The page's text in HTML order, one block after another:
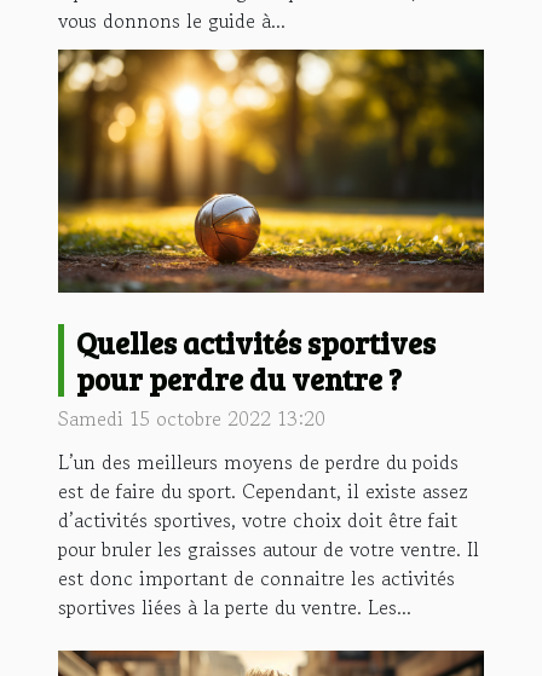
vous donnons le guide à...
Quelles activités sportives
pour perdre du ventre ?
Samedi 15 octobre 2022 13:20
L’un des meilleurs moyens de perdre du poids
est de faire du sport. Cependant, il existe assez
d’activités sportives, votre choix doit être fait
pour bruler les graisses autour de votre ventre. Il
est donc important de connaitre les activités
sportives liées à la perte du ventre. Les...